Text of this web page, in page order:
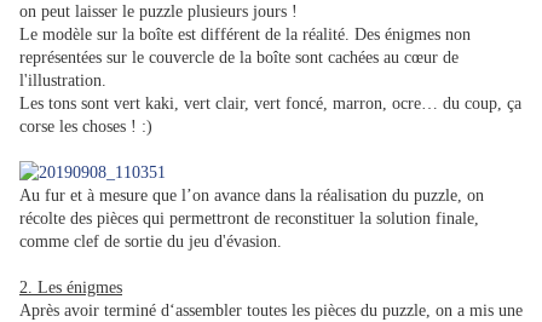
on peut laisser le puzzle plusieurs jours !
Le modèle sur la boîte est différent de la réalité. Des énigmes non
représentées sur le couvercle de la boîte sont cachées au cœur de
l'illustration.
Les tons sont vert kaki, vert clair, vert foncé, marron, ocre… du coup, ça
corse les choses ! :)
Au fur et à mesure que l’on avance dans la réalisation du puzzle, on
récolte des pièces qui permettront de reconstituer la solution finale,
comme clef de sortie du jeu d'évasion.
2. Les énigmes
Après avoir terminé d‘assembler toutes les pièces du puzzle, on a mis une